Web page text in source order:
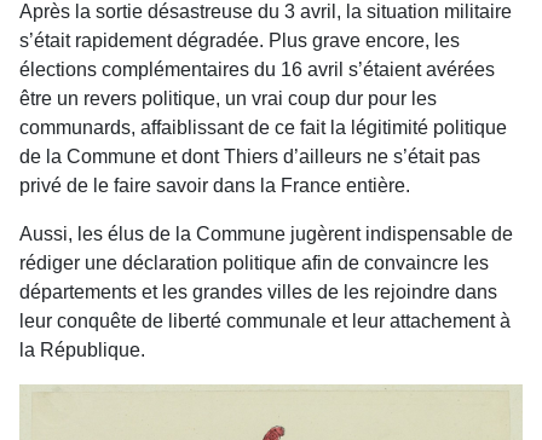
Après la sortie désastreuse du 3 avril, la situation militaire
s’était rapidement dégradée. Plus grave encore, les
élections complémentaires du 16 avril s’étaient avérées
être un revers politique, un vrai coup dur pour les
communards, affaiblissant de ce fait la légitimité politique
de la Commune et dont Thiers d’ailleurs ne s’était pas
privé de le faire savoir dans la France entière.
Aussi, les élus de la Commune jugèrent indispensable de
rédiger une déclaration politique afin de convaincre les
départements et les grandes villes de les rejoindre dans
leur conquête de liberté communale et leur attachement à
la République.